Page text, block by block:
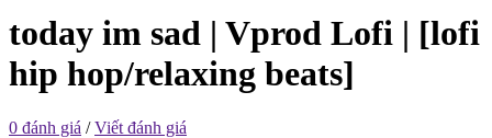
today im sad | Vprod Lofi | [lofi
hip hop/relaxing beats]
0 đánh giá /Viết đánh giá